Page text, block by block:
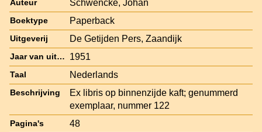
Auteur Schwencke, Johan
Boektype Paperback
Uitgeverij De Getijden Pers, Zaandijk
Jaar van uitgave 1951
Taal Nederlands
Beschrijving
Ex libris op binnenzijde kaft; genummerd
exemplaar, nummer 122
Pagina's 48